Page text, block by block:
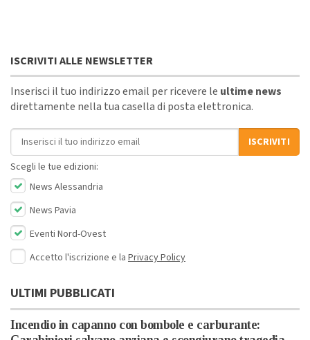
ISCRIVITI ALLE NEWSLETTER
Inserisci il tuo indirizzo email per ricevere le ultime news
direttamente nella tua casella di posta elettronica.
Indirizzo email
ISCRIVITI
Scegli le tue edizioni:
News Alessandria
News Pavia
Eventi Nord-Ovest
Accetto l'iscrizione e la Privacy Policy
ULTIMI PUBBLICATI
Incendio in capanno con bombole e carburante: